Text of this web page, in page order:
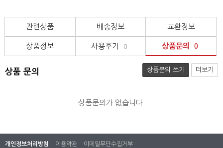
관련상품 배송정보 교환정보
상품정보 사용후기 0 상품문의 0
상품 문의 상품문의 쓰기 더보기
상품문의가 없습니다.
개인정보처리방침 이용약관 이메일무단수집거부